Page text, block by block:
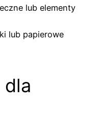
lub elementy
lub papierowe
dla